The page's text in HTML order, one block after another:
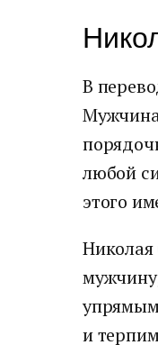
В
любой
этого
Николая
и